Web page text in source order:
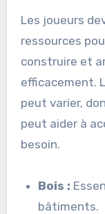
Les joueurs
ressources
construire et
efficacement.
peut varier,
peut aider à
besoin.
Bois :
bâtiments.